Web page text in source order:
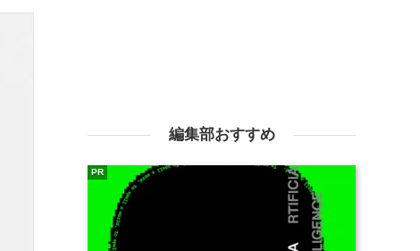
編集部おすすめ
PR